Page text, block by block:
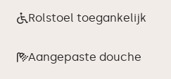
Rolstoel toegankelijk
Aangepaste douche